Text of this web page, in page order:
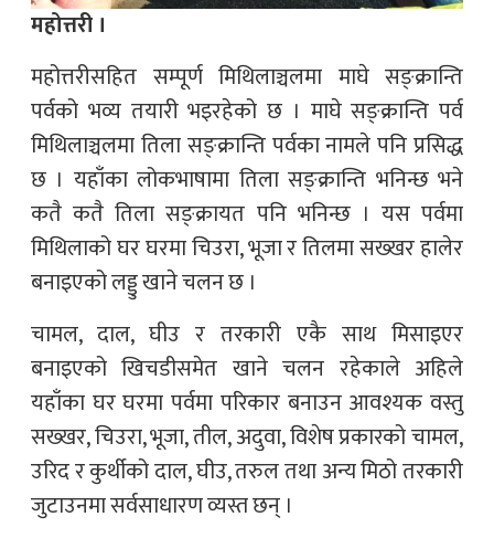
महोत्तरी ।
महोत्तरीसहित सम्पूर्ण मिथिलाञ्चलमा माघे सङ्क्रान्ति
पर्वको भव्य तयारी भइरहेको छ । माघे सङ्क्रान्ति पर्व
मिथिलाञ्चलमा तिला सङ्क्रान्ति पर्वका नामले पनि प्रसिद्ध
छ । यहाँका लोकभाषामा तिला सङ्क्रान्ति भनिन्छ भने
कतै कतै तिला सङ्क्रायत पनि भनिन्छ । यस पर्वमा
मिथिलाको घर घरमा चिउरा, भूजा र तिलमा सख्खर हालेर
बनाइएको लड्डु खाने चलन छ ।
चामल, दाल, घीउ र तरकारी एकै साथ मिसाइएर
बनाइएको खिचडीसमेत खाने चलन रहेकाले अहिले
यहाँका घर घरमा पर्वमा परिकार बनाउन आवश्यक वस्तु
सख्खर, चिउरा, भूजा, तील, अदुवा, विशेष प्रकारको चामल,
उरिद र कुर्थीको दाल, घीउ, तरुल तथा अन्य मिठो तरकारी
जुटाउनमा सर्वसाधारण व्यस्त छन् ।